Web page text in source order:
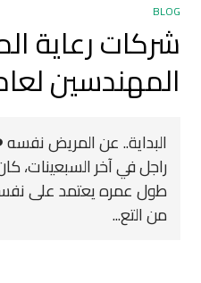
BLOG
شركات رعاية
المهندسين لعام 2026 –
البداية.. عن المريض
راجل في آخر السبعينات،
طول عمره يعتمد على
من التع...